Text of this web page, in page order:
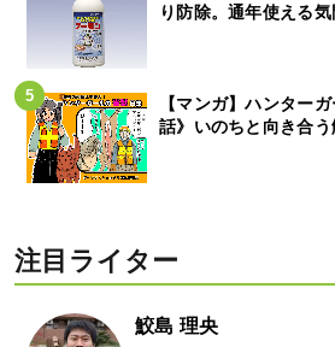
り防除。通年使える気
【マンガ】ハンター
話》いのちと向き合
注目ライター
鮫島 理央